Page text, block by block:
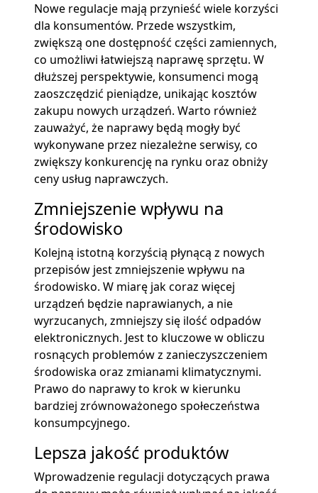
Nowe regulacje mają przynieść wiele korzyści
dla konsumentów. Przede wszystkim,
zwiększą one dostępność części zamiennych,
co umożliwi łatwiejszą naprawę sprzętu. W
dłuższej perspektywie, konsumenci mogą
zaoszczędzić pieniądze, unikając kosztów
zakupu nowych urządzeń. Warto również
zauważyć, że naprawy będą mogły być
wykonywane przez niezależne serwisy, co
zwiększy konkurencję na rynku oraz obniży
ceny usług naprawczych.
Zmniejszenie wpływu na
środowisko
Kolejną istotną korzyścią płynącą z nowych
przepisów jest zmniejszenie wpływu na
środowisko. W miarę jak coraz więcej
urządzeń będzie naprawianych, a nie
wyrzucanych, zmniejszy się ilość odpadów
elektronicznych. Jest to kluczowe w obliczu
rosnących problemów z zanieczyszczeniem
środowiska oraz zmianami klimatycznymi.
Prawo do naprawy to krok w kierunku
bardziej zrównoważonego społeczeństwa
konsumpcyjnego.
Lepsza jakość produktów
Wprowadzenie regulacji dotyczących prawa